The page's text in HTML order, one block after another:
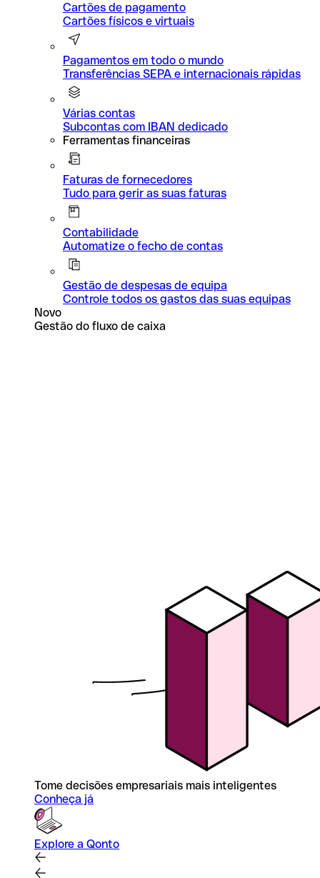
Cartões de pagamento
Cartões físicos e virtuais
Pagamentos em todo o mundo
Transferências SEPA e internacionais rápidas
Várias contas
Subcontas com IBAN dedicado
Ferramentas financeiras
Faturas de fornecedores
Tudo para gerir as suas faturas
Contabilidade
Automatize o fecho de contas
Gestão de despesas de equipa
Controle todos os gastos das suas equipas
Novo
Gestão do fluxo de caixa
Tome decisões empresariais mais inteligentes
Conheça já
Explore a Qonto